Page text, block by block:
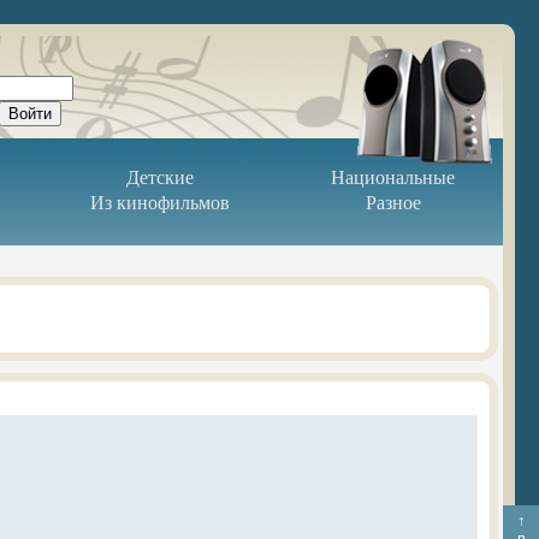
Детские
Национальные
Из кинофильмов Разное
↑